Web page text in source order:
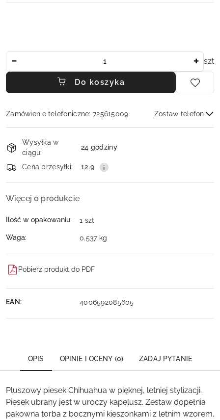
szt
Do koszyka
Zamówienie telefoniczne: 725615009 Zostaw telefon
Dostępność
i
dostawa
Wysyłka w
ciągu:
24 godziny
Cena przesyłki: 12.9
Więcej o produkcie
Ilość w opakowaniu: 1 szt
Waga: 0.537 kg
Pobierz produkt do PDF
EAN: 4006592085605
OPIS OPINIE I OCENY (0) ZADAJ PYTANIE
Pluszowy piesek Chihuahua w pięknej, letniej stylizacji.
Piesek ubrany jest w uroczy kapelusz. Zestaw dopełnia
pakowna torba z bocznymi kieszonkami z letnim wzorem.